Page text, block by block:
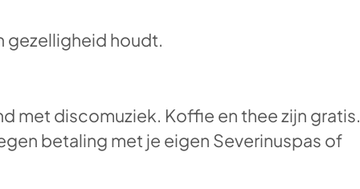
gezelligheid houdt.
met discomuziek. Koffie en thee zijn gratis.
betaling met je eigen Severinuspas of